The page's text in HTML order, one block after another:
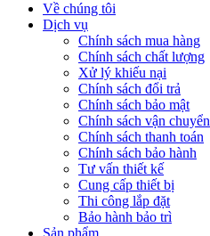
Về chúng tôi
Dịch vụ
Chính sách mua hàng
Chính sách chất lượng
Xử lý khiếu nại
Chính sách đổi trả
Chính sách bảo mật
Chính sách vận chuyển
Chính sách thanh toán
Chính sách bảo hành
Tư vấn thiết kế
Cung cấp thiết bị
Thi công lắp đặt
Bảo hành bảo trì
Sản phẩm